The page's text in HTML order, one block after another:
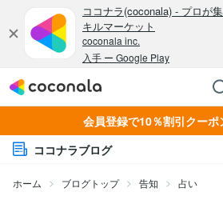
会員登録で10％割引クーポ
ココナラブログ
ホーム ブログトップ 告知 占い